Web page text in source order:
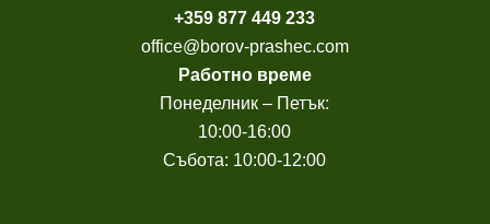
+359 877 449 233
office@borov-prashec.com
Работно време
Понеделник – Петък:
10:00-16:00
Събота: 10:00-12:00